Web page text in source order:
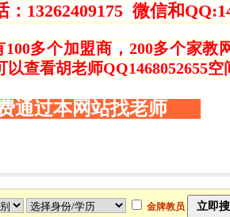
13262409175 微信和
多个加盟商，200多个家教
查看胡老师QQ1468052655空
过本网站找老师
金牌教员